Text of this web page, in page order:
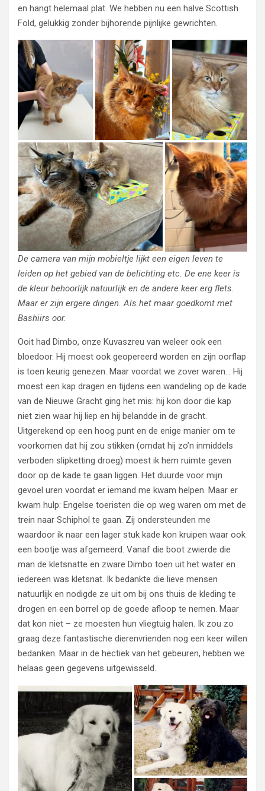
en hangt helemaal plat. We hebben nu een halve Scottish
Fold, gelukkig zonder bijhorende pijnlijke gewrichten.
De camera van mijn mobieltje lijkt een eigen leven te
leiden op het gebied van de belichting etc. De ene keer is
de kleur behoorlijk natuurlijk en de andere keer erg flets.
Maar er zijn ergere dingen. Als het maar goedkomt met
Bashiirs oor.
Ooit had Dimbo, onze Kuvaszreu van weleer ook een
bloedoor. Hij moest ook geopereerd worden en zijn oorflap
is toen keurig genezen. Maar voordat we zover waren… Hij
moest een kap dragen en tijdens een wandeling op de kade
van de Nieuwe Gracht ging het mis: hij kon door die kap
niet zien waar hij liep en hij belandde in de gracht.
Uitgerekend op een hoog punt en de enige manier om te
voorkomen dat hij zou stikken (omdat hij zo’n inmiddels
verboden slipketting droeg) moest ik hem ruimte geven
door op de kade te gaan liggen. Het duurde voor mijn
gevoel uren voordat er iemand me kwam helpen. Maar er
kwam hulp: Engelse toeristen die op weg waren om met de
trein naar Schiphol te gaan. Zij ondersteunden me
waardoor ik naar een lager stuk kade kon kruipen waar ook
een bootje was afgemeerd. Vanaf die boot zwierde die
man de kletsnatte en zware Dimbo toen uit het water en
iedereen was kletsnat. Ik bedankte die lieve mensen
natuurlijk en nodigde ze uit om bij ons thuis de kleding te
drogen en een borrel op de goede afloop te nemen. Maar
dat kon niet – ze moesten hun vliegtuig halen. Ik zou zo
graag deze fantastische dierenvrienden nog een keer willen
bedanken. Maar in de hectiek van het gebeuren, hebben we
helaas geen gegevens uitgewisseld.